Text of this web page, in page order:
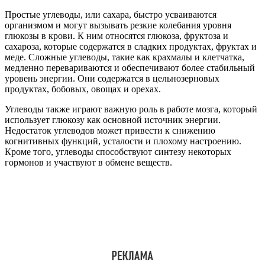
Простые углеводы, или сахара, быстро усваиваются
организмом и могут вызывать резкие колебания уровня
глюкозы в крови. К ним относятся глюкоза, фруктоза и
сахароза, которые содержатся в сладких продуктах, фруктах и
меде. Сложные углеводы, такие как крахмалы и клетчатка,
медленно перевариваются и обеспечивают более стабильный
уровень энергии. Они содержатся в цельнозерновых
продуктах, бобовых, овощах и орехах.
Углеводы также играют важную роль в работе мозга, который
использует глюкозу как основной источник энергии.
Недостаток углеводов может привести к снижению
когнитивных функций, усталости и плохому настроению.
Кроме того, углеводы способствуют синтезу некоторых
гормонов и участвуют в обмене веществ.